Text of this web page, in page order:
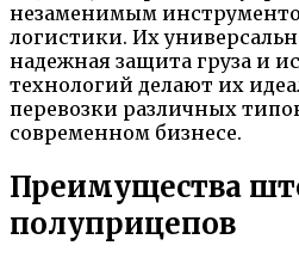
незаменимым
логистики. Их
надежная защита груза и
технологий делают их
перевозки различных
современном бизнесе.
Преимущества
полуприцепов